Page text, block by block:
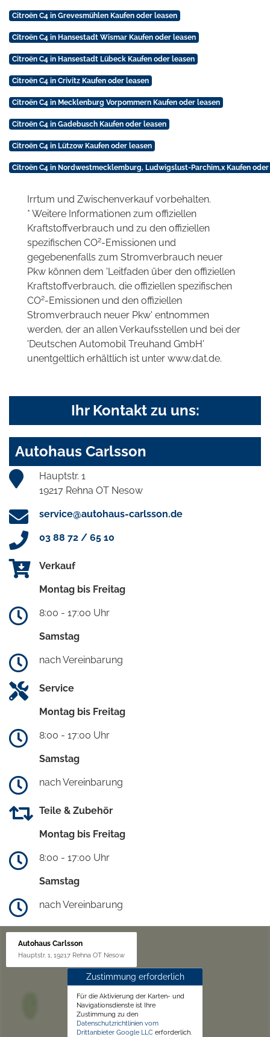
Citroën C4 in Grevesmühlen Kaufen oder leasen
Citroën C4 in Hansestadt Wismar Kaufen oder leasen
Citroën C4 in Hansestadt Lübeck Kaufen oder leasen
Citroën C4 in Crivitz Kaufen oder leasen
Citroën C4 in Mecklenburg Vorpommern Kaufen oder leasen
Citroën C4 in Gadebusch Kaufen oder leasen
Citroën C4 in Lützow Kaufen oder leasen
Citroën C4 in Nordwestmecklemburg, Ludwigslust-Parchim,x Kaufen oder
Irrtum und Zwischenverkauf vorbehalten.
* Weitere Informationen zum offiziellen
Kraftstoffverbrauch und zu den offiziellen
spezifischen CO2-Emissionen und
gegebenenfalls zum Stromverbrauch neuer
Pkw können dem 'Leitfaden über den offiziellen
Kraftstoffverbrauch, die offiziellen spezifischen
CO2-Emissionen und den offiziellen
Stromverbrauch neuer Pkw' entnommen
werden, der an allen Verkaufsstellen und bei der
'Deutschen Automobil Treuhand GmbH'
unentgeltlich erhältlich ist unter www.dat.de.
Ihr Kontakt zu uns:
Autohaus Carlsson
Hauptstr. 1
19217 Rehna OT Nesow
service@autohaus-carlsson.de
03 88 72 / 65 10
Verkauf
Montag bis Freitag
8:00 - 17:00 Uhr
Samstag
nach Vereinbarung
Service
Montag bis Freitag
8:00 - 17:00 Uhr
Samstag
nach Vereinbarung
Teile & Zubehör
Montag bis Freitag
8:00 - 17:00 Uhr
Samstag
nach Vereinbarung
Autohaus Carlsson
Hauptstr. 1, 19217 Rehna OT Nesow
Zustimmung erforderlich
Für die Aktivierung der Karten- und
Navigationsdienste ist Ihre
Zustimmung zu den
Datenschutzrichtlinien vom
Drittanbieter Google LLC erforderlich.